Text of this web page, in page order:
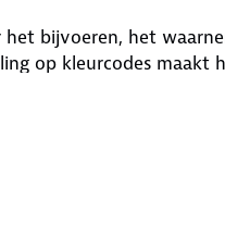
bijvoeren, het
op kleurcodes maakt